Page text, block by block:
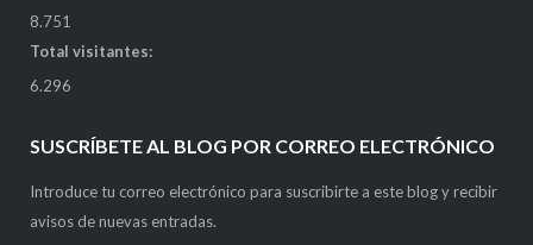
8.751
Total visitantes:
6.296
SUSCRÍBETE AL BLOG POR CORREO ELECTRÓNICO
Introduce tu correo electrónico para suscribirte a este blog y recibir
avisos de nuevas entradas.